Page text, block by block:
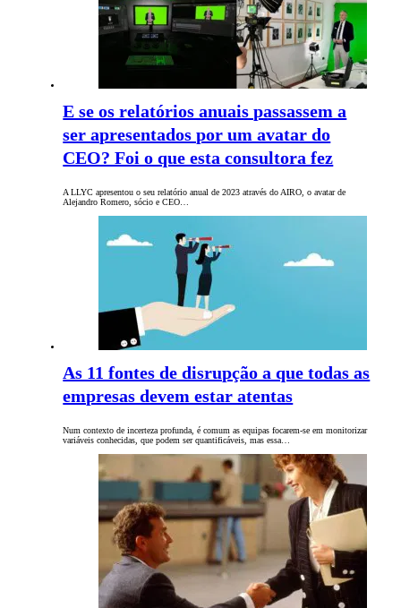
E se os relatórios anuais passassem a
ser apresentados por um avatar do
CEO? Foi o que esta consultora fez
A LLYC apresentou o seu relatório anual de 2023 através do AIRO, o avatar de
Alejandro Romero, sócio e CEO…
As 11 fontes de disrupção a que todas as
empresas devem estar atentas
Num contexto de incerteza profunda, é comum as equipas focarem-se em monitorizar
variáveis conhecidas, que podem ser quantificáveis, mas essa…